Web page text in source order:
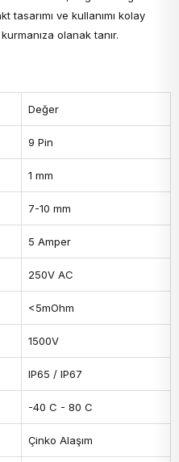
tasarımı ve kullanımı kolay
olanak tanır.
Değer
9 Pin
1 mm
7-10 mm
5 Amper
250V AC
<5mOhm
1500V
IP65 / IP67
-40 C - 80 C
Çinko Alaşım